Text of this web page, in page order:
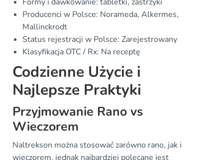
Producenci w Polsce: Norameda, Alkermes,
Mallinckrodt
Status rejestracji w Polsce: Zarejestrowany
Klasyfikacja OTC / Rx: Na receptę
Codzienne Użycie i
Najlepsze Praktyki
Przyjmowanie Rano vs
Wieczorem
Naltrekson można stosować zarówno rano, jak i
wieczorem, jednak najbardziej polecane jest